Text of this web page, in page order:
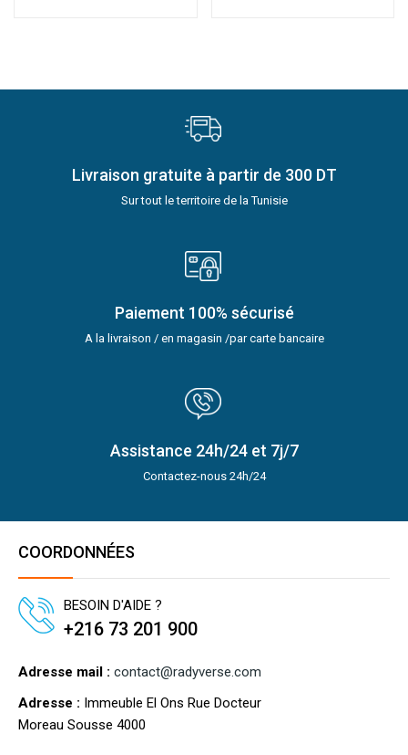
Livraison gratuite à partir de 300 DT
Sur tout le territoire de la Tunisie
Paiement 100% sécurisé
A la livraison / en magasin /par carte bancaire
Assistance 24h/24 et 7j/7
Contactez-nous 24h/24
COORDONNÉES
BESOIN D'AIDE ?
+216 73 201 900
Adresse mail : contact@radyverse.com
Adresse : Immeuble El Ons Rue Docteur
Moreau Sousse 4000